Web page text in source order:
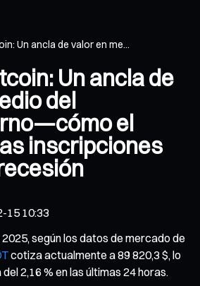
Un ancla de valor en me...
Un ancla de
del
el
inscripciones
15 10:33
según los datos de mercado de
cotiza actualmente a 89 820,3 $, lo
2,16 % en las últimas 24 horas.